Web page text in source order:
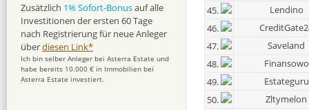
45.
Lendino
46.
47.
Saveland
48.
Finansowo
49.
Estateguru
50.
Zltymelon
Zusätzlich 1% Sofort-Bonusauf alle
Investitionen der ersten 60 Tage
nach Registrierung für neue Anleger
überdiesen Link*
Ich bin selber Anleger bei Asterra Estate und
habe bereits 10.000 € in Immobilien bei
Asterra Estate investiert.